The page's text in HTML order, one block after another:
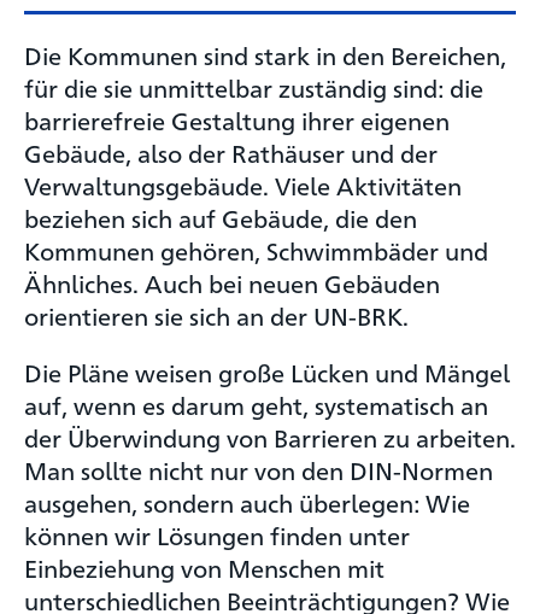
Die Kommunen sind stark in den Bereichen,
für die sie unmittelbar zuständig sind: die
barrierefreie Gestaltung ihrer eigenen
Gebäude, also der Rathäuser und der
Verwaltungsgebäude. Viele Aktivitäten
beziehen sich auf Gebäude, die den
Kommunen gehören, Schwimmbäder und
Ähnliches. Auch bei neuen Gebäuden
orientieren sie sich an der UN-BRK.
Die Pläne weisen große Lücken und Mängel
auf, wenn es darum geht, systematisch an
der Überwindung von Barrieren zu arbeiten.
Man sollte nicht nur von den DIN-Normen
ausgehen, sondern auch überlegen: Wie
können wir Lösungen finden unter
Einbeziehung von Menschen mit
unterschiedlichen Beeinträchtigungen? Wie